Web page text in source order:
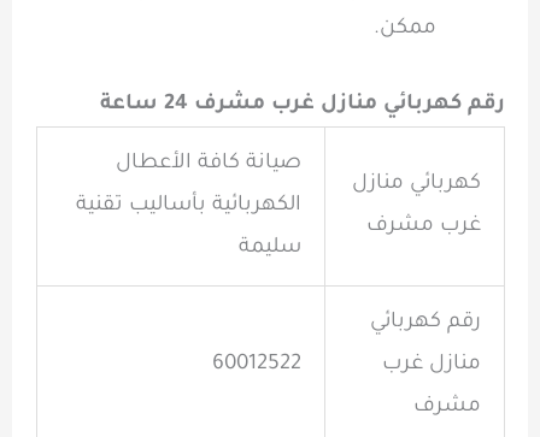
ممكن.
رقم كهربائي منازل غرب مشرف 24 ساعة
كهربائي منازل
غرب مشرف
صيانة كافة الأعطال
الكهربائية بأساليب تقنية
سليمة
رقم كهربائي
منازل غرب
مشرف
60012522